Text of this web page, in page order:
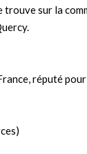
sur la
réputé